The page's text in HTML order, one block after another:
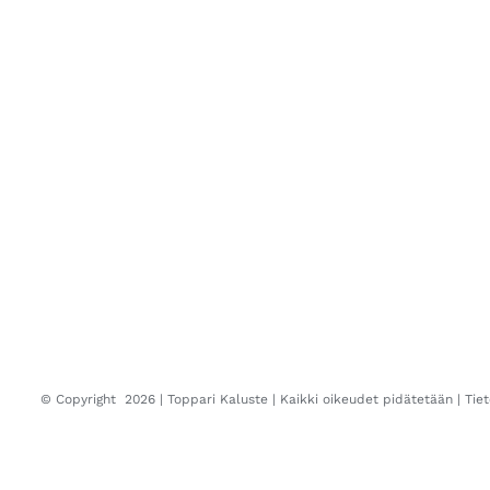
© Copyright 2026 | Toppari Kaluste | Kaikki oikeudet pidätetään |